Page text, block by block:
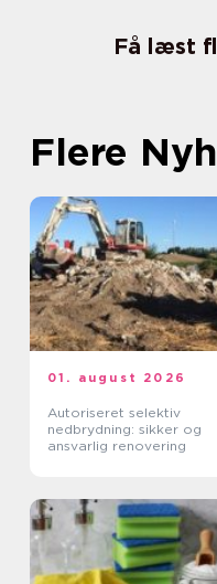
Få læst
Flere
01. august 2026
Autoriseret selektiv
nedbrydning: sikker og
ansvarlig renovering